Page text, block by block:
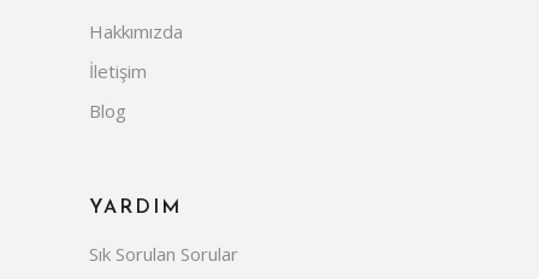
Hakkımızda
İletişim
Blog
YARDIM
Sık Sorulan Sorular